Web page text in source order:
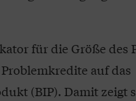
für die Größe des
auf das
(BIP). Damit zeigt